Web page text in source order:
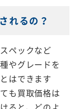
れるの？
ペックなど
やグレードを
はできます
も買取価格は